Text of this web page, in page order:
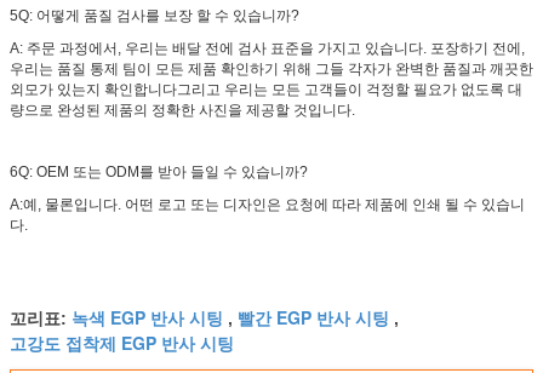
5Q: 어떻게 품질 검사를 보장 할 수 있습니까?
A: 주문 과정에서, 우리는 배달 전에 검사 표준을 가지고 있습니다. 포장하기 전에,
우리는 품질 통제 팀이 모든 제품 확인하기 위해 그들 각자가 완벽한 품질과 깨끗한
외모가 있는지 확인합니다그리고 우리는 모든 고객들이 걱정할 필요가 없도록 대
량으로 완성된 제품의 정확한 사진을 제공할 것입니다.
6Q: OEM 또는 ODM를 받아 들일 수 있습니까?
A:예, 물론입니다. 어떤 로고 또는 디자인은 요청에 따라 제품에 인쇄 될 수 있습니
다.
꼬리표: 녹색 EGP 반사 시팅 , 빨간 EGP 반사 시팅 ,
고강도 접착제 EGP 반사 시팅